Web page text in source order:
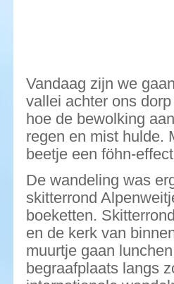
Vandaag zijn we
vallei achter ons
hoe de bewolking
regen en mist hulde.
beetje een föhn-
De wandeling was
skitterrond
boeketten.
en de kerk van
muurtje gaan
begraafplaats langs